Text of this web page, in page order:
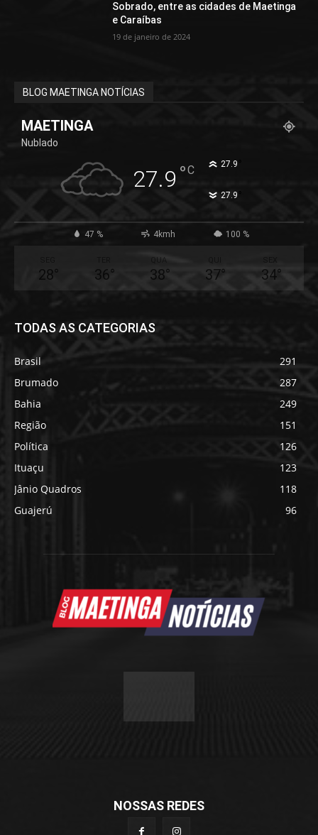
Sobrado, entre as cidades de Maetinga
e Caraíbas
19 de janeiro de 2024
BLOG MAETINGA NOTÍCIAS
MAETINGA
Nublado
27.9 °C 27.9
27.9
47 % 4kmh 100 %
28° 36°
QUA
38° 37° 34°
TODAS AS CATEGORIAS
Brasil
291
Brumado
287
Bahia
249
Região
151
Política
126
Ituaçu
123
Jânio Quadros
118
Guajerú
96
NOSSAS REDES